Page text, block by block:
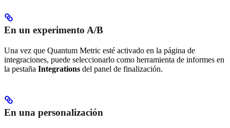
En un experimento A/B
Una vez que Quantum Metric esté activado en la página de
integraciones, puede seleccionarlo como herramienta de informes en
la pestaña Integrations del panel de finalización.
En una personalización